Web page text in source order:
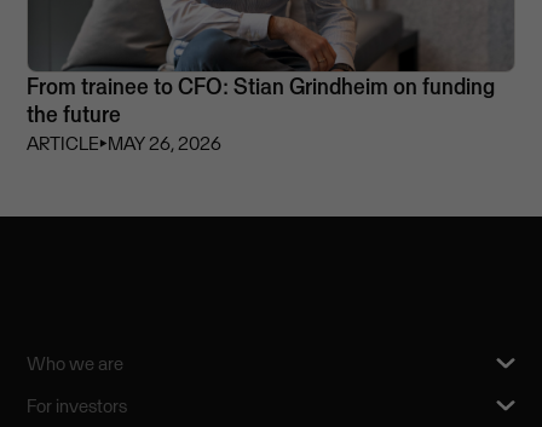
From trainee to CFO: Stian Grindheim on funding
the future
ARTICLE⏵MAY 26, 2026
Who we are
For investors